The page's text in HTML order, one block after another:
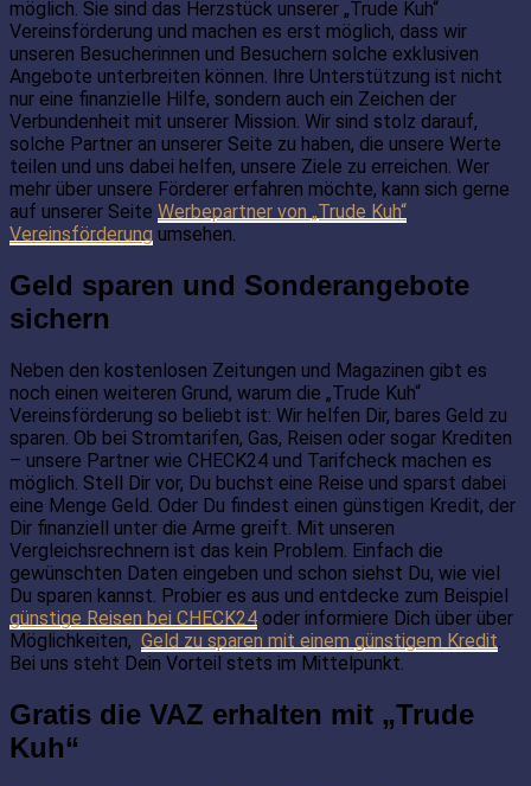
möglich. Sie sind das Herzstück unserer „Trude Kuh“
Vereinsförderung und machen es erst möglich, dass wir
unseren Besucherinnen und Besuchern solche exklusiven
Angebote unterbreiten können. Ihre Unterstützung ist nicht
nur eine finanzielle Hilfe, sondern auch ein Zeichen der
Verbundenheit mit unserer Mission. Wir sind stolz darauf,
solche Partner an unserer Seite zu haben, die unsere Werte
teilen und uns dabei helfen, unsere Ziele zu erreichen. Wer
mehr über unsere Förderer erfahren möchte, kann sich gerne
auf unserer Seite Werbepartner von „Trude Kuh“
Vereinsförderung umsehen.
Geld sparen und Sonderangebote
sichern
Neben den kostenlosen Zeitungen und Magazinen gibt es
noch einen weiteren Grund, warum die „Trude Kuh“
Vereinsförderung so beliebt ist: Wir helfen Dir, bares Geld zu
sparen. Ob bei Stromtarifen, Gas, Reisen oder sogar Krediten
– unsere Partner wie CHECK24 und Tarifcheck machen es
möglich. Stell Dir vor, Du buchst eine Reise und sparst dabei
eine Menge Geld. Oder Du findest einen günstigen Kredit, der
Dir finanziell unter die Arme greift. Mit unseren
Vergleichsrechnern ist das kein Problem. Einfach die
gewünschten Daten eingeben und schon siehst Du, wie viel
Du sparen kannst. Probier es aus und entdecke zum Beispiel
günstige Reisen bei CHECK24 oder informiere Dich über über
Möglichkeiten, Geld zu sparen mit einem günstigem Kredit.
Bei uns steht Dein Vorteil stets im Mittelpunkt.
Gratis die VAZ erhalten mit „Trude
Kuh“